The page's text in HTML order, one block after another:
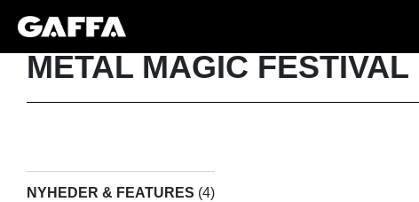
METAL MAGIC FESTIVAL
NYHEDER & FEATURES (4)